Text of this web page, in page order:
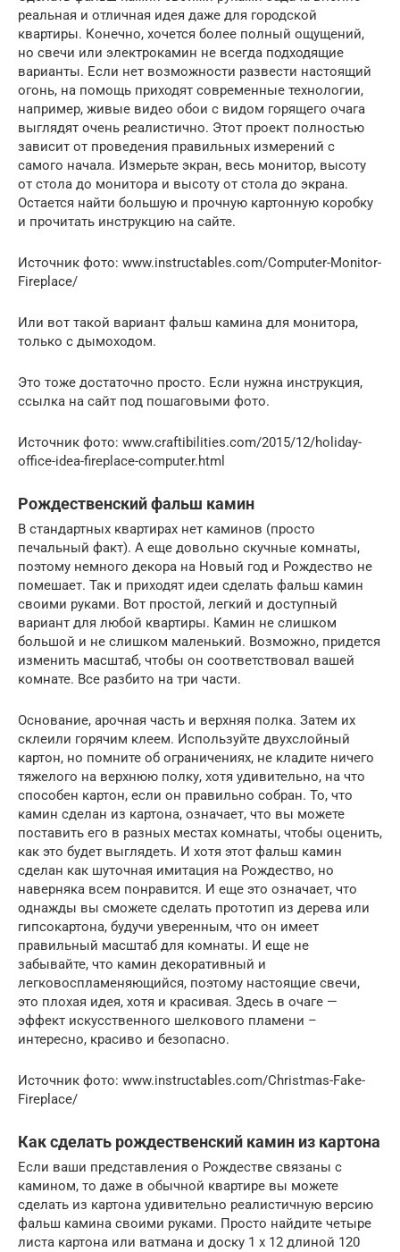
реальная и отличная идея даже для городской
квартиры. Конечно, хочется более полный ощущений,
но свечи или электрокамин не всегда подходящие
варианты. Если нет возможности развести настоящий
огонь, на помощь приходят современные технологии,
например, живые видео обои с видом горящего очага
выглядят очень реалистично. Этот проект полностью
зависит от проведения правильных измерений с
самого начала. Измерьте экран, весь монитор, высоту
от стола до монитора и высоту от стола до экрана.
Остается найти большую и прочную картонную коробку
и прочитать инструкцию на сайте.
Источник фото: www.instructables.com/Computer-Monitor-
Fireplace/
Или вот такой вариант фальш камина для монитора,
только с дымоходом.
Это тоже достаточно просто. Если нужна инструкция,
ссылка на сайт под пошаговыми фото.
Источник фото: www.craftibilities.com/2015/12/holiday-
office-idea-fireplace-computer.html
Рождественский фальш камин
В стандартных квартирах нет каминов (просто
печальный факт). А еще довольно скучные комнаты,
поэтому немного декора на Новый год и Рождество не
помешает. Так и приходят идеи сделать фальш камин
своими руками. Вот простой, легкий и доступный
вариант для любой квартиры. Камин не слишком
большой и не слишком маленький. Возможно, придется
изменить масштаб, чтобы он соответствовал вашей
комнате. Все разбито на три части.
Основание, арочная часть и верхняя полка. Затем их
склеили горячим клеем. Используйте двухслойный
картон, но помните об ограничениях, не кладите ничего
тяжелого на верхнюю полку, хотя удивительно, на что
способен картон, если он правильно собран. То, что
камин сделан из картона, означает, что вы можете
поставить его в разных местах комнаты, чтобы оценить,
как это будет выглядеть. И хотя этот фальш камин
сделан как шуточная имитация на Рождество, но
наверняка всем понравится. И еще это означает, что
однажды вы сможете сделать прототип из дерева или
гипсокартона, будучи уверенным, что он имеет
правильный масштаб для комнаты. И еще не
забывайте, что камин декоративный и
легковоспламеняющийся, поэтому настоящие свечи,
это плохая идея, хотя и красивая. Здесь в очаге —
эффект искусственного шелкового пламени –
интересно, красиво и безопасно.
Источник фото: www.instructables.com/Christmas-Fake-
Fireplace/
Как сделать рождественский камин из картона
Если ваши представления о Рождестве связаны с
камином, то даже в обычной квартире вы можете
сделать из картона удивительно реалистичную версию
фальш камина своими руками. Просто найдите четыре
листа картона или ватмана и доску 1 х 12 длиной 120